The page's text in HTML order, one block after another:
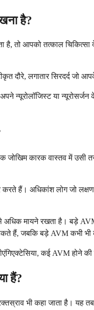
है?
है, तो आपको तत्काल
दौरे, लगातार सिरदर्द
न्यूरोलॉजिस्ट या
जोखिम कारक वास्तव में
करते हैं। अधिकांश लोग जो
मायने रखता है। बड़े AVM
हैं, जबकि बड़े AVM कभी
कई AVM होने
हैं?
भी कहा जाता है। यह